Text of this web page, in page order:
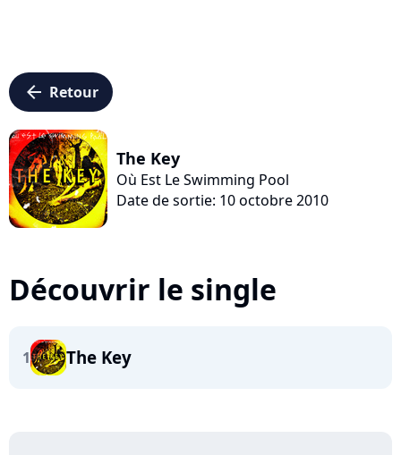
arrow_left Retour
The Key
Où Est Le Swimming Pool
Date de sortie: 10 octobre 2010
Découvrir le single
1 The Key